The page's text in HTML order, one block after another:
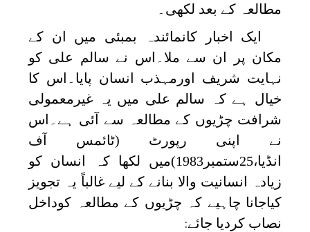
مطالعہ کے بعد لکھی۔
ایک اخبار کانمائندہ بمبئی میں ان کے
مکان پر ان سے ملا۔اس نے سالم علی کو
نہایت شریف اورمہذب انسان پایا۔اس کا
خیال ہے کہ سالم علی میں یہ غیرمعمولی
شرافت چڑیوں کے مطالعہ سے آئی ہے۔اس
نے اپنی رپورٹ (ٹائمس آف
انڈیا،25ستمبر1983)میں لکھا کہ انسان کو
زیادہ انسانیت والا بنانے کے لیے غالباً یہ تجویز
کیاجانا چاہیے کہ چڑیوں کے مطالعہ کوداخل
نصاب کردیا جائے: